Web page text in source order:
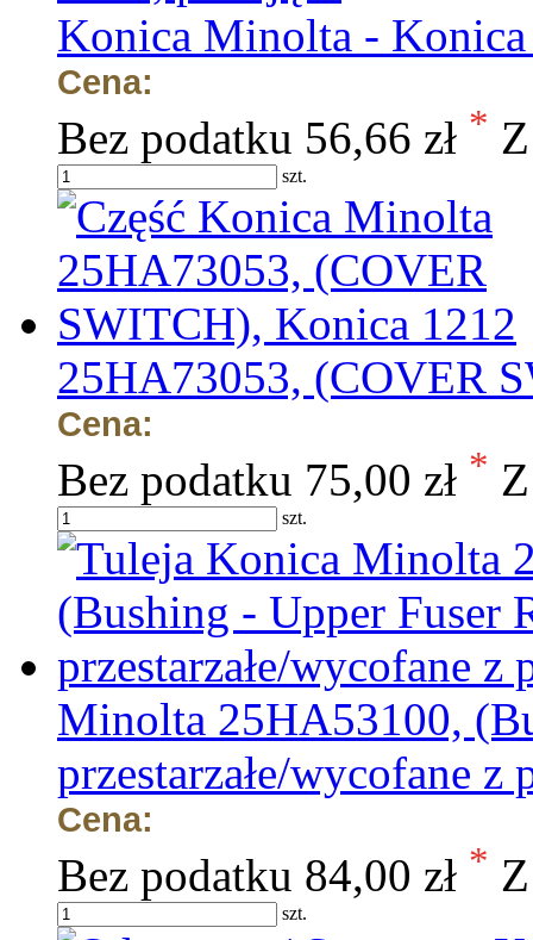
Konica Minolta - Konica
Cena:
Bez podatku 56,66 zł *
szt.
25HA73053, (COVER
Cena:
Bez podatku 75,00 zł *
szt.
Minolta 25HA53100,
przestarzałe/wycofane z
Cena:
Bez podatku 84,00 zł *
szt.